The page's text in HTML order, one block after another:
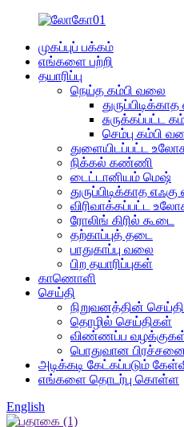
முகப்புப் பக்கம்
எங்களை பற்றி
தயாரிப்பு
நெய்த கம்பி வலை
சுருக்கப்பட்ட
செம்பு கம்பி
துளையிடப்பட்ட
நிக்கல் கண்ணி
டைட்டானியம் மெஷ்
துருப்பிடிக்காத எஃகு
விரிவாக்கப்பட்ட
ரோலிங் கிரில் கூடை
தற்காப்புத் தடை
பாதுகாப்பு வலை
பிற தயாரிப்புகள்
காணொளி
செய்தி
நிறுவனத்தின்
தொழில் செய்திகள்
விண்ணப்ப
பொதுவான
அடிக்கடி கேட்கப்படும்
எங்களை தொடர்பு கொள்ள
English